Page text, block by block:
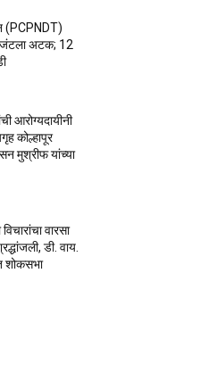
(PCPNDT)
अटक; 12
आरोग्यदायीनी
कोल्हापूर
मुश्रीफ यांच्या
वारसा
डी. वाय.
शोकसभा